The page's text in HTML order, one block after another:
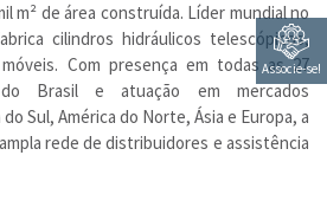
Associe-se!
m² de área construída. Líder mundial no
cilindros hidráulicos telescópicos,
Com presença em todas as 27
Brasil e atuação em mercados
Sul, América do Norte, Ásia e Europa, a
rede de distribuidores e assistência